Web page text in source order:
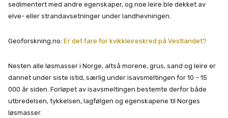
sedimentert med andre egenskaper, og noe leire ble dekket av
elve- eller strandavsetninger under landhevningen.
Geoforskning.no: Er det fare for kvikkleireskred på Vestlandet?
Nesten alle løsmasser i Norge, altså morene, grus, sand og leire er
dannet under siste istid, særlig under isavsmeltingen for 10 – 15
000 år siden. Forløpet av isavsmeltingen bestemte derfor både
utbredelsen, tykkelsen, lagfølgen og egenskapene til Norges
løsmasser.